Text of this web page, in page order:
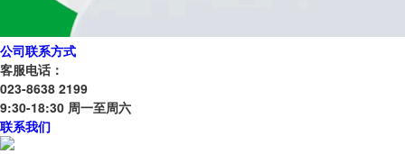
公司联系方式
客服电话：
023-8638 2199
9:30-18:30 周一至周六
联系我们